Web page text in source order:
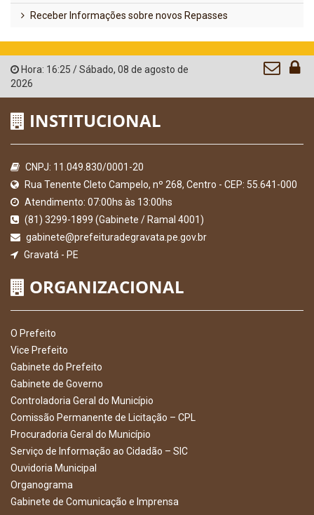
Receber Informações sobre novos Repasses
Hora: 16:25 /Sábado, 08 de agosto de
2026
INSTITUCIONAL
CNPJ: 11.049.830/0001-20
Rua Tenente Cleto Campelo, nº 268, Centro - CEP: 55.641-000
Atendimento: 07:00hs às 13:00hs
(81) 3299-1899 (Gabinete / Ramal 4001)
gabinete@prefeituradegravata.pe.gov.br
Gravatá - PE
ORGANIZACIONAL
O Prefeito
Vice Prefeito
Gabinete do Prefeito
Gabinete de Governo
Controladoria Geral do Município
Comissão Permanente de Licitação – CPL
Procuradoria Geral do Município
Serviço de Informação ao Cidadão – SIC
Ouvidoria Municipal
Organograma
Gabinete de Comunicação e Imprensa